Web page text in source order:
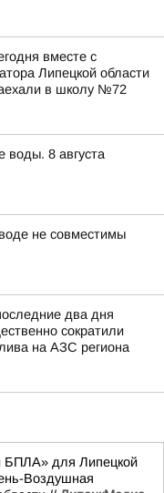
вместе с
Липецкой области
в школу №72
воды. 8 августа
не совместимы
два дня
сократили
на АЗС региона
БПЛА» для Липецкой
Воздушная